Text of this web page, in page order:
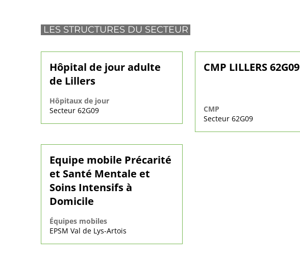
LES STRUCTURES DU SECTEUR
Hôpital de jour adulte
de Lillers
Hôpitaux de jour
Secteur 62G09
CMP LILLERS 62G09
CMP
Secteur 62G09
Equipe mobile Précarité
et Santé Mentale et
Soins Intensifs à
Domicile
Équipes mobiles
EPSM Val de Lys-Artois